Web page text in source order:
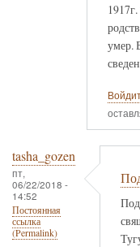
умер.
tasha_gozen
пт,
06/22/2018 -
14:52
Постоянная
ссылка
(Permalink)